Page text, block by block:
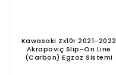
Kawasaki Zx10r 2021-2022
Akrapoviç Slip-On Line
(Carbon) Egzoz Sistemi